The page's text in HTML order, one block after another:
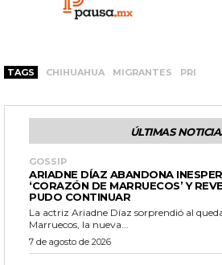
TAGS CHIHUAHUA MIGRANTES PRI
ÚLTIMAS
GOSSIP
ARIADNE DÍAZ ABANDONA
‘CORAZÓN DE MARRUECOS’ Y
PUDO CONTINUAR
La actriz Ariadne Díaz sorprendió al
Marruecos, la nueva...
7 de agosto de 2026